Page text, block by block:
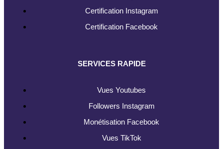
Certification Instagram
Certification Facebook
SERVICES RAPIDE
Vues Youtubes
Followers Instagram
Monétisation Facebook
Vues TikTok